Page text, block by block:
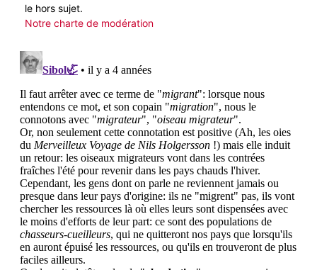
le hors sujet.
Notre charte de modération